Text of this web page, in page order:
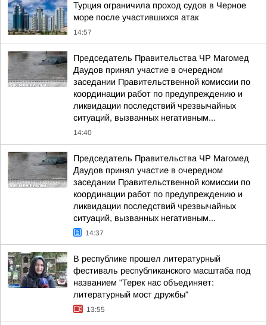
Турция ограничила проход судов в Черное
море после участившихся атак
14:57
Председатель Правительства ЧР Магомед
Даудов принял участие в очередном
заседании Правительственной комиссии по
координации работ по предупреждению и
ликвидации последствий чрезвычайных
ситуаций, вызванных негативным...
14:40
Председатель Правительства ЧР Магомед
Даудов принял участие в очередном
заседании Правительственной комиссии по
координации работ по предупреждению и
ликвидации последствий чрезвычайных
ситуаций, вызванных негативным...
14:37
В республике прошел литературный
фестиваль республиканского масштаба под
названием "Терек нас объединяет:
литературный мост дружбы"
13:55